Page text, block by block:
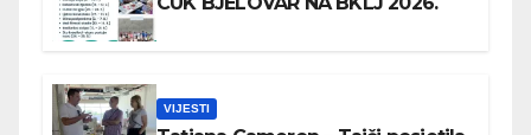
VIJESTI